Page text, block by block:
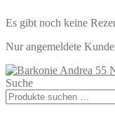
Es gibt noch keine
Nur angemeldete
Suche